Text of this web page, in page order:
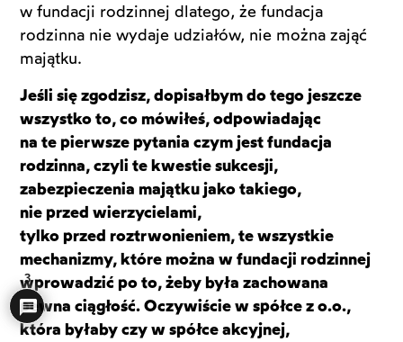
w fundacji rodzinnej dlatego, że fundacja
rodzinna nie wydaje udziałów, nie można zająć
majątku.
Jeśli się zgodzisz, dopisałbym do tego jeszcze
wszystko to, co mówiłeś, odpowiadając
na te pierwsze pytania czym jest fundacja
rodzinna, czyli te kwestie sukcesji,
zabezpieczenia majątku jako takiego,
nie przed wierzycielami,
tylko przed roztrwonieniem, te wszystkie
mechanizmy, które można w fundacji rodzinnej
wprowadzić po to, żeby była zachowana
pewna ciągłość. Oczywiście w spółce z o.o.,
która byłaby czy w spółce akcyjnej,
3